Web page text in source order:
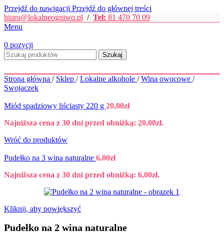
Przejdź do nawigacji Przejdź do głównej treści
biuro@lokalneogniwo.pl / Tel: 81 470 70 09
Menu
0 pozycji
Szukaj
Strona główna / Sklep / Lokalne alkohole / Wina owocowe /
Swojaczek
Miód spadziowy liściasty 220 g 20,00zł
Najniższa cena z 30 dni przed obniżką: 20,00zł.
Wróć do produktów
Pudełko na 3 wina naturalne 6,00zł
Najniższa cena z 30 dni przed obniżką: 6,00zł.
Kliknij, aby powiększyć
Pudełko na 2 wina naturalne